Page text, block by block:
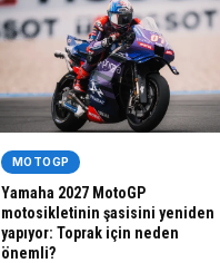
MOTOGP
Yamaha 2027 MotoGP
motosikletinin şasisini yeniden
yapıyor: Toprak için neden
önemli?